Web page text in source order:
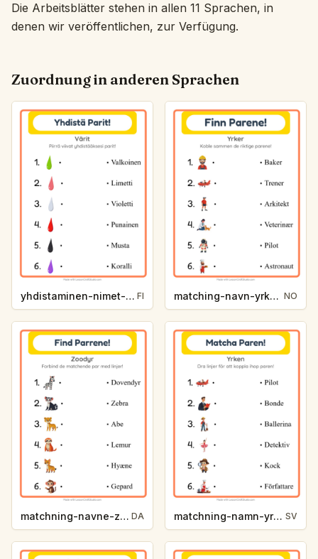
Die Arbeitsblätter stehen in allen 11 Sprachen, in
denen wir veröffentlichen, zur Verfügung.
Zuordnung in anderen Sprachen
yhdistaminen-nimet-varit-0953 FI matching-navn-yrker-82a5 NO
matchning-navne-zoodyr-e640 DA matchning-namn-yrken-4f9e SV